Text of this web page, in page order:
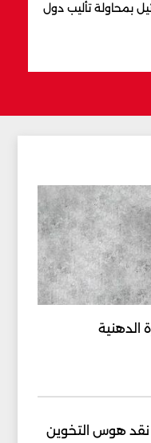
بمحاولة تأليب دول
الدهنية
نقد هوس التخوين